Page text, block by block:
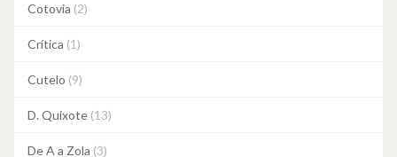
Cotovia (2)
Crítica (1)
Cutelo (9)
D. Quixote (13)
De A a Zola (3)